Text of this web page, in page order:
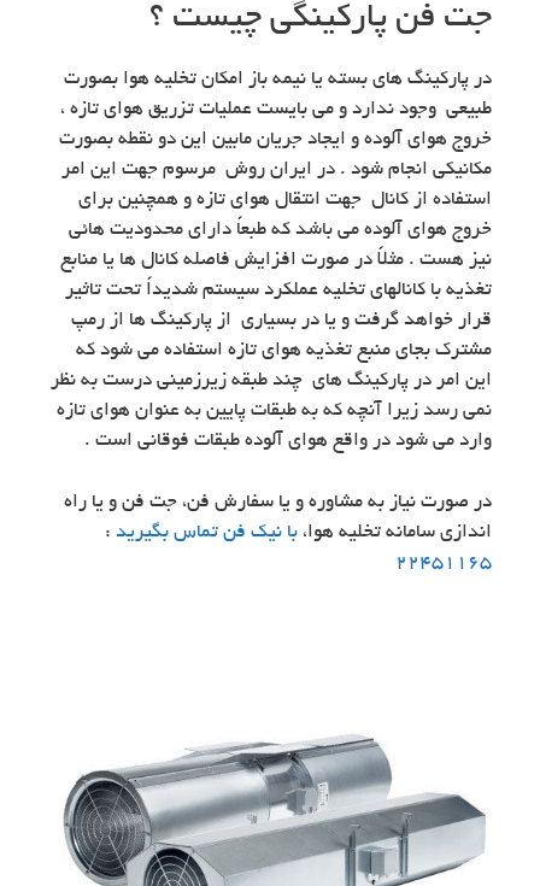
جت فن پارکینگی چیست ؟
در پارکینگ های بسته یا نیمه باز امکان تخلیه هوا بصورت
طبیعی وجود ندارد و می بایست عملیات تزریق هوای تازه ،
خروج هوای آلوده و ایجاد جریان مابین این دو نقطه بصورت
مکانیکی انجام شود . در ایران روش مرسوم جهت این امر
استفاده از کانال جهت انتقال هوای تازه و همچنین برای
خروج هوای آلوده می باشد که طبعاً دارای محدودیت هائی
نیز هست . مثلاً در صورت افزایش فاصله کانال ها یا منابع
تغذیه با کانالهای تخلیه عملکرد سیستم شدیداً تحت تاثیر
قرار خواهد گرفت و یا در بسیاری از پارکینگ ها از رمپ
مشترک بجای منبع تغذیه هوای تازه استفاده می شود که
این امر در پارکینگ های چند طبقه زیرزمینی درست به نظر
نمی رسد زیرا آنچه که به طبقات پایین به عنوان هوای تازه
وارد می شود در واقع هوای آلوده طبقات فوقانی است .
در صورت نیاز به مشاوره و یا سفارش فن، جت فن و یا راه
اندازی سامانه تخلیه هوا، با نیک فن تماس بگیرید :
22451165